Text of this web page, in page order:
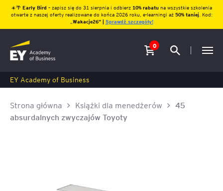
☀️🌴 Early Bird – zapisz się do 31 sierpnia i odbierz10% rabatu na wszystkie szkolenia
otwarte z naszej oferty realizowane do końca 2026 roku, e-learningi aż 50% taniej. Kod:
Wakacje26″ | Sprawdź szczegóły!
0
EY Academy of Business
Strona główna Książki dla menedżerów
45
absurdalnych zwyczajów Toyoty